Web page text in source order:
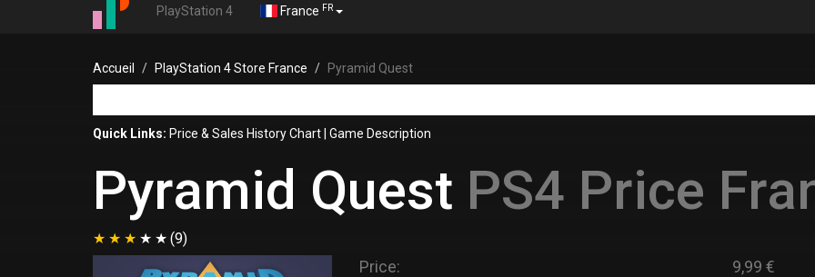
PlayStation 4 France FR
Accueil PlayStation 4 Store France Pyramid Quest
Quick Links: Price & Sales History Chart Game Description
Pyramid Quest PS4 Price
(9)
Price: 9,99 €